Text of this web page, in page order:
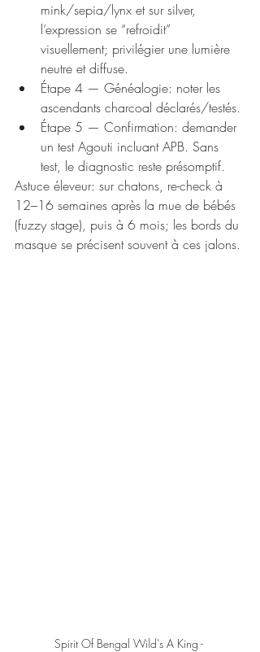
mink/sepia/lynx et sur silver,
l’expression se “refroidit”
visuellement; privilégier une lumière
neutre et diffuse.
Étape 4 — Généalogie: noter les
ascendants charcoal déclarés/testés.
Étape 5 — Confirmation: demander
un test Agouti incluant APB. Sans
test, le diagnostic reste présomptif.
Astuce éleveur: sur chatons, re-check à
12–16 semaines après la mue de bébés
(fuzzy stage), puis à 6 mois; les bords du
masque se précisent souvent à ces jalons.
Spirit Of Bengal Wild's A King -